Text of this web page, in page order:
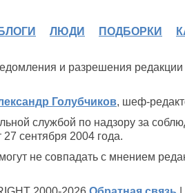
БЛОГИ ЛЮДИ ПОДБОРКИ
и разрешения
Голубчиков, шеф-
службой по надзору за
сентября 2004 года.
не совпадать с мнением